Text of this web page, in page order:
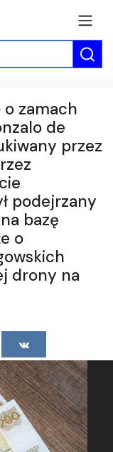
zamach
de
przez
podejrzany
bazę
o
drony na